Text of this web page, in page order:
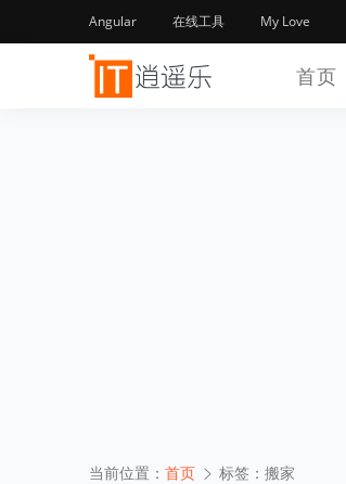
Angular 在线工具 My Love
首页
当前位置： 首页 标签：搬家